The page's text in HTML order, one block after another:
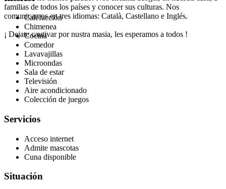
familias de todos los países y conocer sus culturas. Nos
comunicamos en tres idiomas: Català, Castellano e Inglés.
¡ Dejate cautivar por nustra masia, les esperamos a todos !
Calefacción
Chimenea
Cocina
Comedor
Lavavajillas
Microondas
Sala de estar
Televisión
Aire acondicionado
Colección de juegos
Servicios
Acceso internet
Admite mascotas
Cuna disponible
Situación